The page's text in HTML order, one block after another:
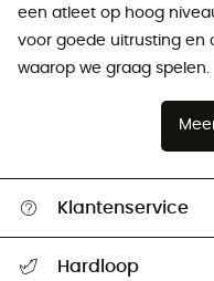
een atleet op hoog
voor goede uitrusting en
waarop we graag spelen.
Klantenservice
Hardloop